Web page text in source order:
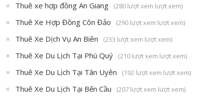
Thuê xe hợp đồng An Giang (280 lượt xem lượt xem)
Thuê Xe Hợp Đồng Côn Đảo (290 lượt xem lượt xem)
Thuê Xe Dịch Vụ An Biên (233 lượt xem lượt xem)
Thuê Xe Du Lịch Tại Phú Quý (210 lượt xem lượt xem)
Thuê Xe Du Lịch Tại Tân Uyên (192 lượt xem lượt xem)
Thuê Xe Du Lịch Tại Bến Cầu (207 lượt xem lượt xem)